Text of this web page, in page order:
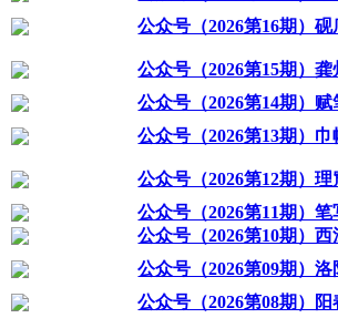
公众号（2026第16期）
公众号（2026第15期）
公众号（2026第14期）
公众号（2026第13期）
公众号（2026第12期）
公众号（2026第11期）
公众号（2026第10期）
公众号（2026第09期）
公众号（2026第08期）